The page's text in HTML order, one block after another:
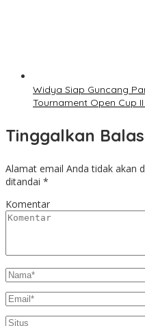
Widya Siap Guncang
Tournament Open Cup
Tinggalkan
Alamat email Anda tidak akan
ditandai *
Komentar